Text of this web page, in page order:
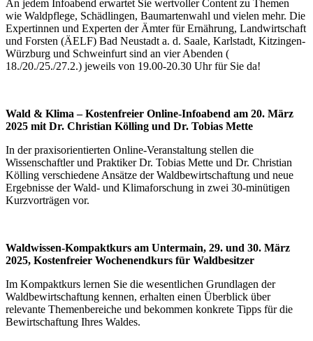
An jedem Infoabend erwartet Sie wertvoller Content zu Themen
wie Waldpflege, Schädlingen, Baumartenwahl und vielen mehr. Die
Expertinnen und Experten der Ämter für Ernährung, Landwirtschaft
und Forsten (ÄELF) Bad Neustadt a. d. Saale, Karlstadt, Kitzingen-
Würzburg und Schweinfurt sind an vier Abenden (
18./20./25./27.2.) jeweils von 19.00-20.30 Uhr für Sie da!
Wald & Klima – Kostenfreier Online-Infoabend am 20. März
2025 mit Dr. Christian Kölling und Dr. Tobias Mette
In der praxisorientierten Online-Veranstaltung stellen die
Wissenschaftler und Praktiker Dr. Tobias Mette und Dr. Christian
Kölling verschiedene Ansätze der Waldbewirtschaftung und neue
Ergebnisse der Wald- und Klimaforschung in zwei 30-minütigen
Kurzvorträgen vor.
Waldwissen-Kompaktkurs am Untermain, 29. und 30. März
2025, Kostenfreier Wochenendkurs für Waldbesitzer
Im Kompaktkurs lernen Sie die wesentlichen Grundlagen der
Waldbewirtschaftung kennen, erhalten einen Überblick über
relevante Themenbereiche und bekommen konkrete Tipps für die
Bewirtschaftung Ihres Waldes.